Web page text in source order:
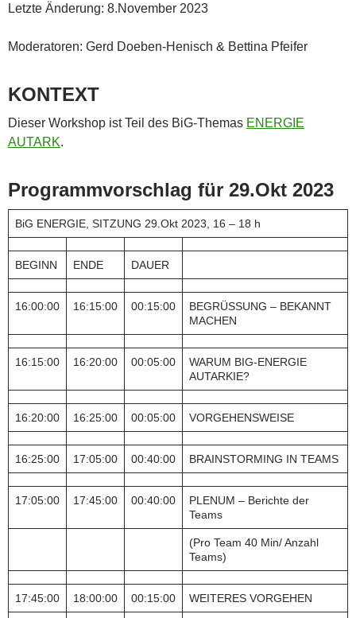
Letzte Änderung: 8.November 2023
Moderatoren: Gerd Doeben-Henisch & Bettina Pfeifer
KONTEXT
Dieser Workshop ist Teil des BiG-Themas ENERGIE
AUTARK.
Programmvorschlag für 29.Okt 2023
BiG ENERGIE, SITZUNG 29.Okt 2023, 16 – 18 h
BEGINN ENDE DAUER
16:00:00 16:15:00 00:15:00
BEGRÜSSUNG – BEKANNT
MACHEN
16:15:00 16:20:00 00:05:00
WARUM BIG-ENERGIE
AUTARKIE?
16:20:00 16:25:00 00:05:00 VORGEHENSWEISE
16:25:00 17:05:00 00:40:00 BRAINSTORMING IN TEAMS
17:05:00 17:45:00 00:40:00
PLENUM – Berichte der
Teams
(Pro Team 40 Min/ Anzahl
Teams)
17:45:00 18:00:00 00:15:00 WEITERES VORGEHEN